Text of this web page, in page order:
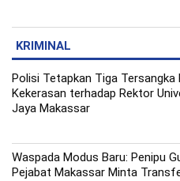
KRIMINAL
Polisi Tetapkan Tiga Tersangka
Kekerasan terhadap Rektor
Jaya Makassar
Waspada Modus Baru: Penipu
Pejabat Makassar Minta